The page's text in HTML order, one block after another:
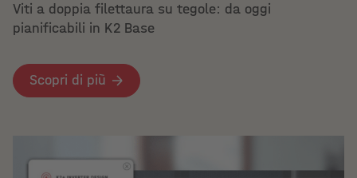
Viti a doppia filettaura su tegole: da oggi
pianificabili in K2 Base
Scopri di più